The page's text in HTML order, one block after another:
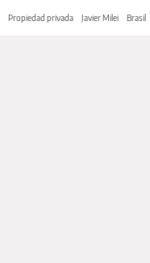
Propiedad privada Javier Milei Brasil